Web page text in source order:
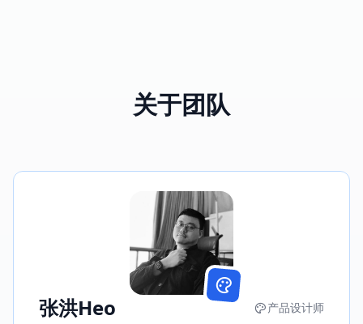
关于团队
张洪Heo 产品设计师